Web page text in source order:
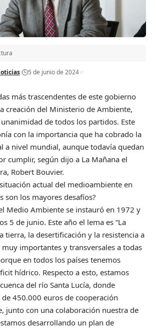
5 de junio de 2024
más trascendentes de este gobierno
creación del Ministerio de Ambiente,
de todos los partidos. Este
con la importancia que ha cobrado la
a nivel mundial, aunque todavía quedan
cumplir, según dijo a La Mañana el
Robert Bouvier.
actual del medioambiente en
son los mayores desafíos?
Medio Ambiente se instauró en 1972 y
5 de junio. Este año el lema es “La
tierra, la desertificación y la resistencia a
muy importantes y transversales a todas
en todos los países tenemos
hídrico. Respecto a esto, estamos
del río Santa Lucía, donde
450.000 euros de cooperación
junto con una colaboración nuestra de
desarrollando un plan de